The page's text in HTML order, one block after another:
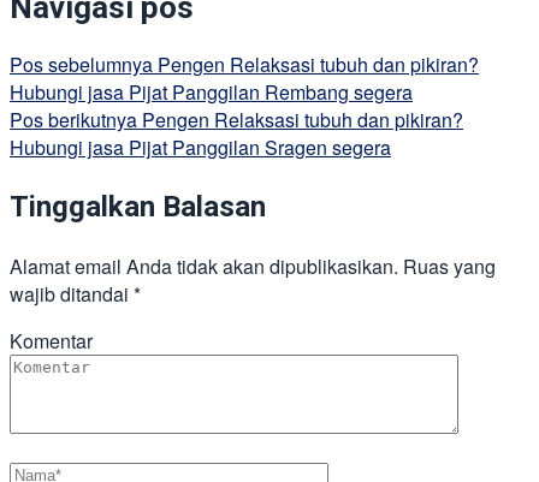
Pos sebelumnya Pengen Relaksasi tubuh dan pikiran?
Hubungi jasa Pijat Panggilan Rembang segera
Pos berikutnya Pengen Relaksasi tubuh dan pikiran?
Hubungi jasa Pijat Panggilan Sragen segera
Tinggalkan Balasan
Alamat email Anda tidak akan dipublikasikan. Ruas yang
wajib ditandai *
Komentar